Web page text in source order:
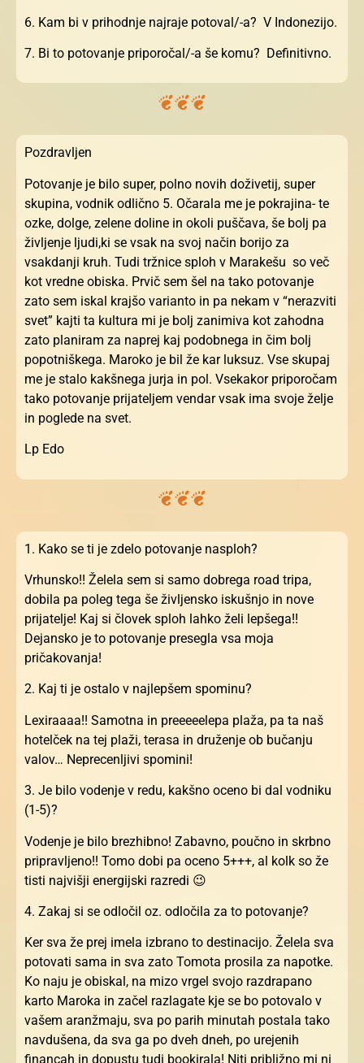
6. Kam bi v prihodnje najraje potoval/-a? V Indonezijo.
7. Bi to potovanje priporočal/-a še komu? Definitivno.
Pozdravljen
Potovanje je bilo super, polno novih doživetij, super
skupina, vodnik odlično 5. Očarala me je pokrajina- te
ozke, dolge, zelene doline in okoli puščava, še bolj pa
življenje ljudi,ki se vsak na svoj način borijo za
vsakdanji kruh. Tudi tržnice sploh v Marakešu so več
kot vredne obiska. Prvič sem šel na tako potovanje
zato sem iskal krajšo varianto in pa nekam v “nerazviti
svet” kajti ta kultura mi je bolj zanimiva kot zahodna
zato planiram za naprej kaj podobnega in čim bolj
popotniškega. Maroko je bil že kar luksuz. Vse skupaj
me je stalo kakšnega jurja in pol. Vsekakor priporočam
tako potovanje prijateljem vendar vsak ima svoje želje
in poglede na svet.
Lp Edo
1. Kako se ti je zdelo potovanje nasploh?
Vrhunsko!! Želela sem si samo dobrega road tripa,
dobila pa poleg tega še življensko iskušnjo in nove
prijatelje! Kaj si človek sploh lahko želi lepšega!!
Dejansko je to potovanje presegla vsa moja
pričakovanja!
2. Kaj ti je ostalo v najlepšem spominu?
Lexiraaaa!! Samotna in preeeeelepa plaža, pa ta naš
hotelček na tej plaži, terasa in druženje ob bučanju
valov… Neprecenljivi spomini!
3. Je bilo vodenje v redu, kakšno oceno bi dal vodniku
(1-5)?
Vodenje je bilo brezhibno! Zabavno, poučno in skrbno
pripravljeno!! Tomo dobi pa oceno 5+++, al kolk so že
tisti najvišji energijski razredi 😉
4. Zakaj si se odločil oz. odločila za to potovanje?
Ker sva že prej imela izbrano to destinacijo. Želela sva
potovati sama in sva zato Tomota prosila za napotke.
Ko naju je obiskal, na mizo vrgel svojo razdrapano
karto Maroka in začel razlagate kje se bo potovalo v
vašem aranžmaju, sva po parih minutah postala tako
navdušena, da sva ga po dveh dneh, po urejenih
financah in dopustu tudi bookirala! Niti približno mi ni